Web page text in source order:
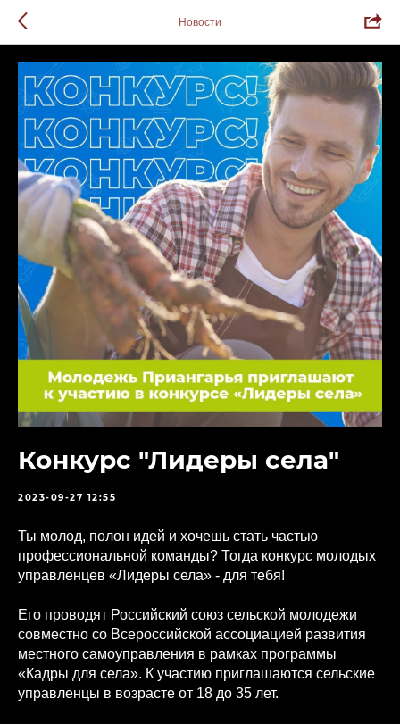
Новости
Конкурс "Лидеры села"
2023-09-27 12:55
Ты молод, полон идей и хочешь стать частью
профессиональной команды? Тогда конкурс молодых
управленцев «Лидеры села» - для тебя!
Его проводят Российский союз сельской молодежи
совместно со Всероссийской ассоциацией развития
местного самоуправления в рамках программы
«Кадры для села». К участию приглашаются сельские
управленцы в возрасте от 18 до 35 лет.